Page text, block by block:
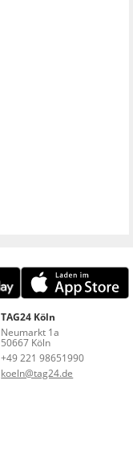
TAG24 Köln
Neumarkt 1a
50667 Köln
+49 221 98651990
koeln@tag24.de